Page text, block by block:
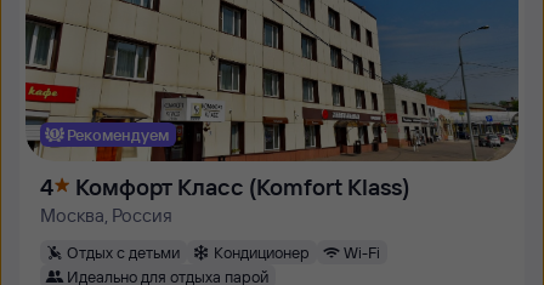
Рекомендуем
4 Комфорт Класс (Komfort Klass)
Москва, Россия
Отдых с детьми Кондиционер
Wi-Fi
Идеально для отдыха парой